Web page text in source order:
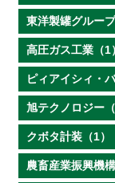
東洋製罐グループ
高圧ガス工業（1
ピィアイシィ・
旭テクノロジー（
クボタ計装（1）
農畜産業振興機構